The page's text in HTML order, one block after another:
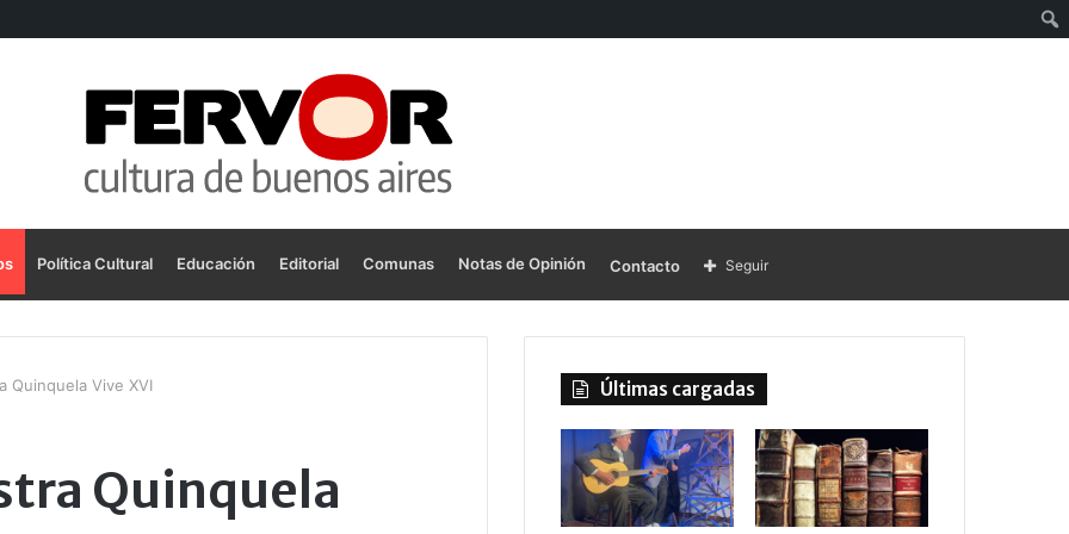
Política Cultural Educación Editorial Comunas Notas de Opinión Contacto Seguir
Quinquela Vive XVI
Quinquela
Últimas cargadas